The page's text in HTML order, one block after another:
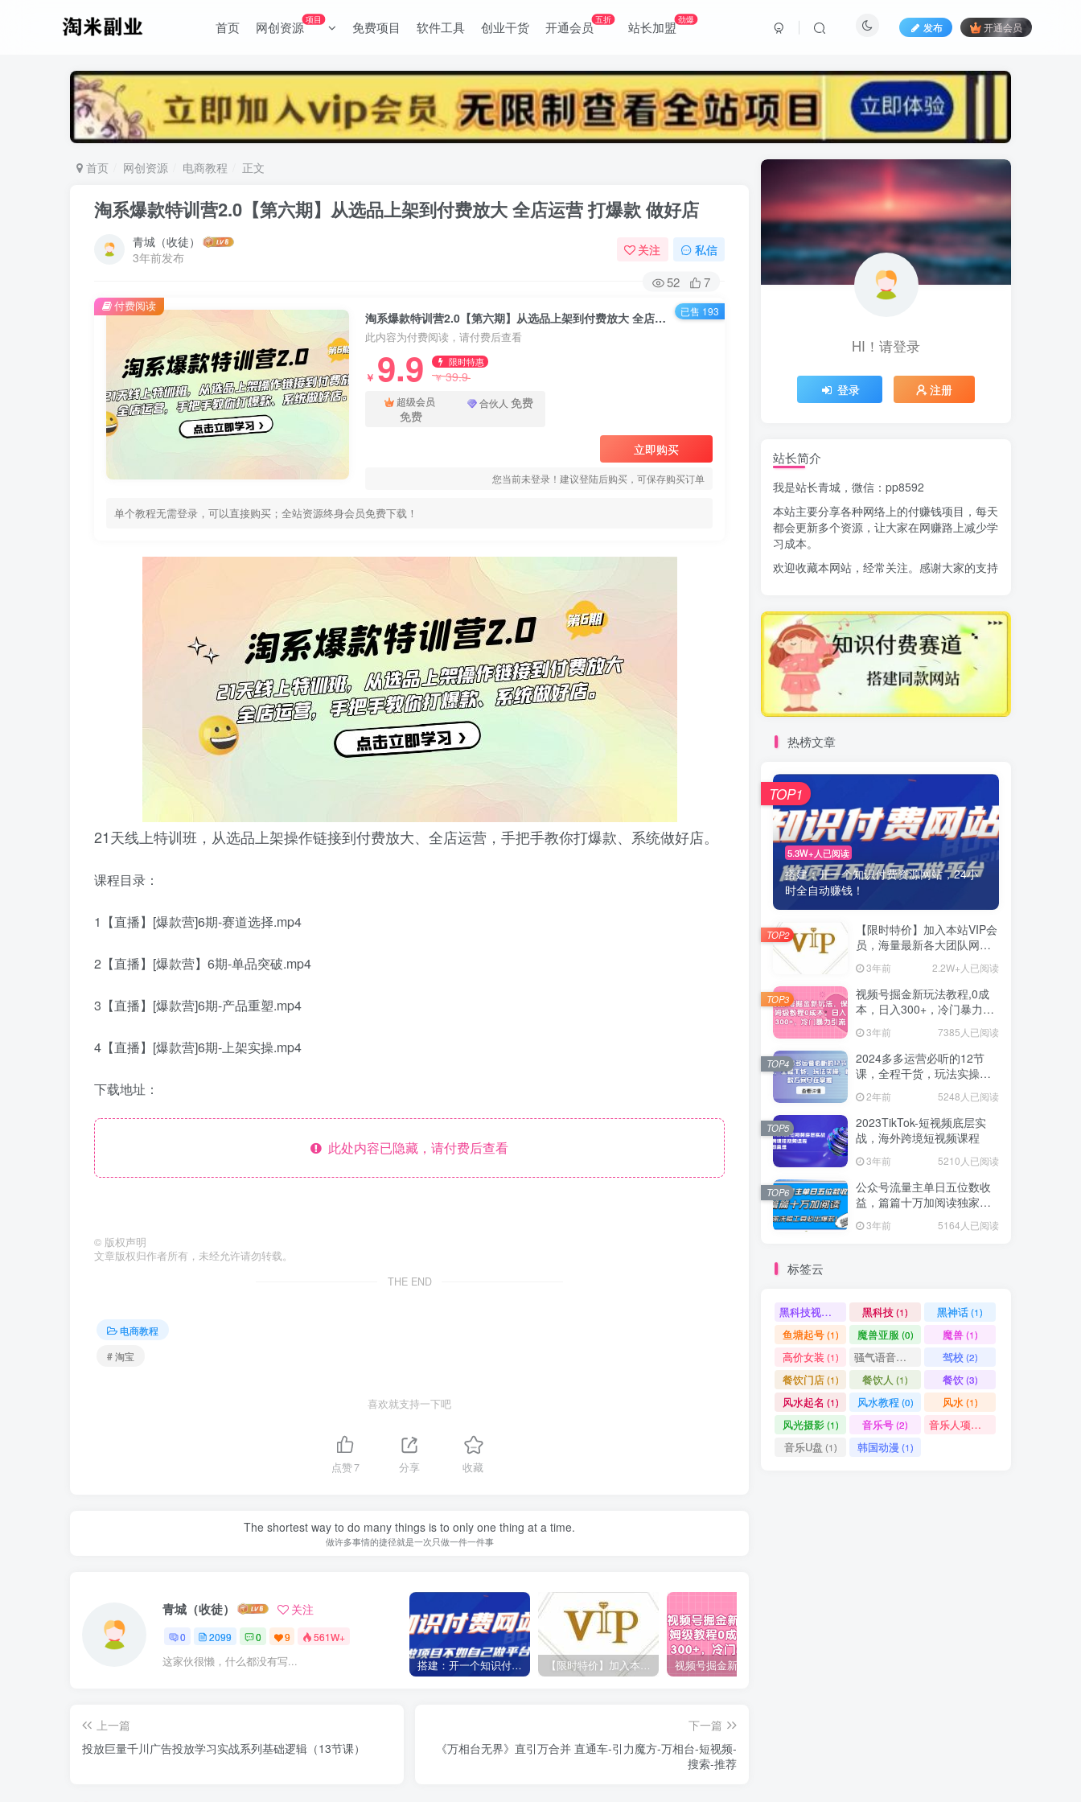
首页 网创资源项目 免费项目 软件工具 创业干货 开通会员五折 站长加盟劲爆
发布 开通会员
首页 网创资源 电商教程 正文
淘系爆款特训营2.0【第六期】从选品上架到付费放大 全店运营 打爆款 做好店
青城（收徒）
3年前发布
关注 私信
52 7
淘系爆款特训营2.0【第六期】从选品上架到付费放大 全店运营 打爆款 做好店
此内容为付费阅读，请付费后查看
￥ 9.9 限时特惠
￥39.9
超级会员
免费
合伙人 免费
立即购买
您当前未登录！建议登陆后购买，可保存购买订单
单个教程无需登录，可以直接购买；全站资源终身会员免费下载！
付费阅读 已售 193
21天线上特训班，从选品上架操作链接到付费放大、全店运营，手把手教你打爆款、系统做好店。
课程目录：
1【直播】[爆款营]6期-赛道选择.mp4
2【直播】[爆款营】6期-单品突破.mp4
3【直播】[爆款营]6期-产品重塑.mp4
4【直播】[爆款营]6期-上架实操.mp4
下载地址：
此处内容已隐藏，请付费后查看
© 版权声明
文章版权归作者所有，未经允许请勿转载。
THE END
电商教程
# 淘宝
喜欢就支持一下吧
点赞7 分享 收藏
The shortest way to do many things is to only one thing at a time.
做许多事情的捷径就是一次只做一件一件事
青城（收徒） 关注
0 2099 0 9 561W+
这家伙很懒，什么都没有写... 搭建：开一个知识付费资源网站，24小时全自动赚钱！ 【限时特价】加入本站VIP会员，海量最新各大团队网赚内部教程全免费，每天持续更新！
上一篇
投放巨量千川广告投放学习实战系列基础逻辑（13节课）
下一篇
《万相台无界》直引万合并 直通车-引力魔方-万相台-短视频-
搜索-推荐
黑科技(1) 黑神话(1)
鱼塘起号(1) 魔兽亚服 魔兽(1)
高价女装(1) 骚气语音包(1) 驾校(2)
餐饮门店(1) 餐饮人(1)
风水教程
韩国动漫(1)
HI！请登录
登录 注册
站长简介
我是站长青城，微信：pp8592
本站主要分享各种网络上的付赚钱项目，每天
都会更新多个资源，让大家在网赚路上减少学
习成本。
欢迎收藏本网站，经常关注。感谢大家的支持
热榜文章
5.3W+人已阅读
搭建：开一个知识付费资源网站，24小
时全自动赚钱！
TOP1
【限时特价】加入本站VIP会
员，海量最新各大团队网赚
内部教程全免费，每天持续
更新！
3年前 2.2W+人已阅读
TOP2
视频号掘金新玩法教程,0成
本，日入300+，冷门暴力引
流 3年前 7385人已阅读
TOP3
2024多多运营必听的12节
课，全程干货，玩法实操，
爆款方案尽在掌握
2年前 5248人已阅读
TOP4
2023TikTok-短视频底层实
战，海外跨境短视频课程
3年前 5210人已阅读
TOP5
公众号流量主单日五位数收
益，篇篇十万加阅读独家洗
稿工具必出爆款！
3年前 5164人已阅读
TOP6
标签云
黑科技视频搬运 (1)黑科技(1) 黑神话(1)
鱼塘起号(1) 魔兽亚服 (0) 魔兽(1)
高价女装 (1) 骚气语音包 驾校(2)
餐饮门店(1) 餐饮人 (1) 餐饮(3)
风水起名 (1) 风水教程 (0) 风水 (1)
风光摄影(1) 音乐号(2) 音乐人项目
音乐U盘 (1) 韩国动漫 (1)